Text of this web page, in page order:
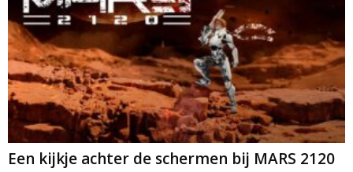
Een kijkje achter de schermen bij MARS 2120